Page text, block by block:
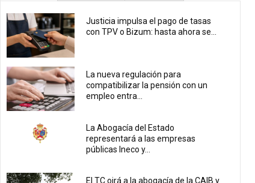
Justicia impulsa el pago de tasas
con TPV o Bizum: hasta ahora se...
La nueva regulación para
compatibilizar la pensión con un
empleo entra...
La Abogacía del Estado
representará a las empresas
públicas Ineco y...
El TC oirá a la abogacía de la CAIB y